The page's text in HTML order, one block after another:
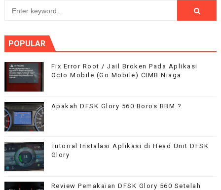
POPULAR
Fix Error Root / Jail Broken Pada Aplikasi
Octo Mobile (Go Mobile) CIMB Niaga
Apakah DFSK Glory 560 Boros BBM ?
Tutorial Instalasi Aplikasi di Head Unit DFSK
Glory
Review Pemakaian DFSK Glory 560 Setelah